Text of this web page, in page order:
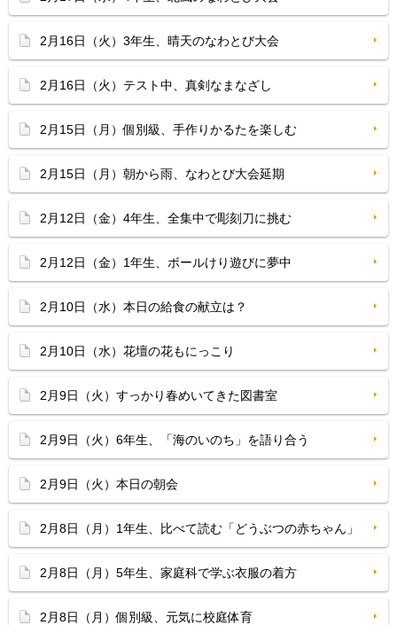
2月16日（火）3年生、晴天のなわとび大会
2月16日（火）テスト中、真剣なまなざし
2月15日（月）個別級、手作りかるたを楽しむ
2月15日（月）朝から雨、なわとび大会延期
2月12日（金）4年生、全集中で彫刻刀に挑む
2月12日（金）1年生、ボールけり遊びに夢中
2月10日（水）本日の給食の献立は？
2月10日（水）花壇の花もにっこり
2月9日（火）すっかり春めいてきた図書室
2月9日（火）6年生、「海のいのち」を語り合う
2月9日（火）本日の朝会
2月8日（月）1年生、比べて読む「どうぶつの赤ちゃん」
2月8日（月）5年生、家庭科で学ぶ衣服の着方
2月8日（月）個別級、元気に校庭体育